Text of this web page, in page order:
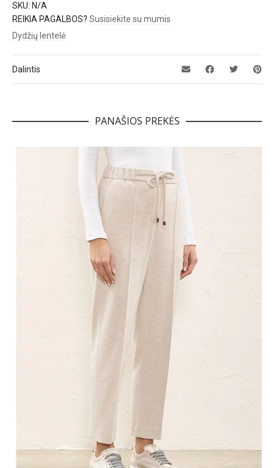
SKU: N/A
REIKIA PAGALBOS? Susisiekite su mumis
Dydžių lentelė
Dalintis
PANAŠIOS PREKĖS